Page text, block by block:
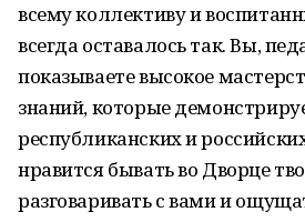
всему коллективу и
всегда оставалось так. Вы,
показываете высокое
знаний, которые
республиканских и
нравится бывать во Дворце
разговаривать с вами и